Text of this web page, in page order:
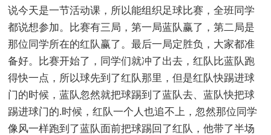
说今天是一节活动课，所以能组织足球比赛，全班同学
都说想参加。比赛有三局，第一局蓝队赢了，第二局是
那位同学所在的红队赢了。最后一局定胜负，大家都准
备好。比赛开始了，同学们就冲了出去，红队比蓝队跑
得快一点，所以球先到了红队那里，但是红队快踢进球
门的时候，蓝队忽然就把球踢到了蓝队去、蓝队快把球
踢进球门的.时候，红队一个人也追不上，忽然那位同学
像风一样跑到了蓝队面前把球踢回了红队，他带了半场